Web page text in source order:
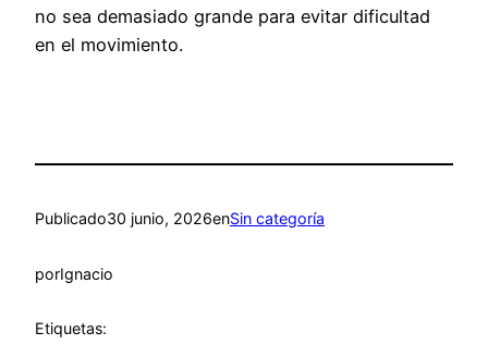
no sea demasiado grande para evitar dificultad
en el movimiento.
Publicado30 junio, 2026enSin categoría
porIgnacio
Etiquetas: